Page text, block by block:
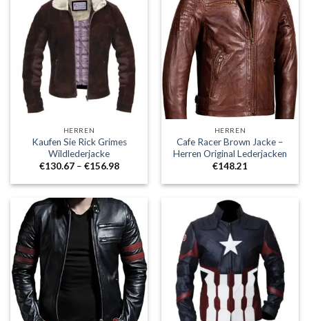
HERREN
Kaufen Sie Rick Grimes
Wildlederjacke
€130.67 – €156.98Preisklasse:
durch
HERREN
Cafe Racer Brown Jacke –
Herren Original Lederjacken
€148.21